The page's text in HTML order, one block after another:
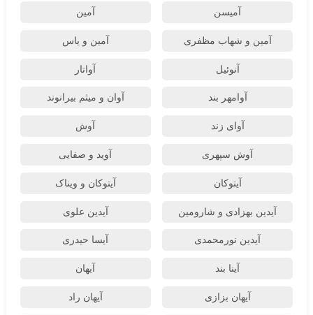
آمیسن آمین
آمین و شهاب مظفری آمین و یاس
آنوئیل آواتار
آوامهر بند آوان و میثم بیرانوند
آوای زند آوش
آوش سپهری آوید و صفایی
آیتوکان آیتوکان و ویناک
آیدین بهزادی و شارومین آیدین علوی
آیدین نورمحمدی آیسا حیدری
آینا بند آیهان
آیهان بزازی آیهان راد